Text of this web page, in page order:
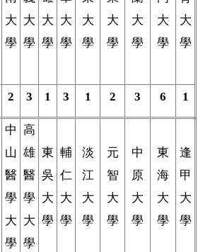
大
學
大
學
大
學
大
學
大
學
大
學
大
學
大
學
大
學
2 3 1 3 1 2 3 6 1
中
山
醫
學
大
學
高
雄
醫
學
大
學
東
吳
大
學
輔
仁
大
學
淡
江
大
學
元
智
大
學
中
原
大
學
東
海
大
學
逢
甲
大
學